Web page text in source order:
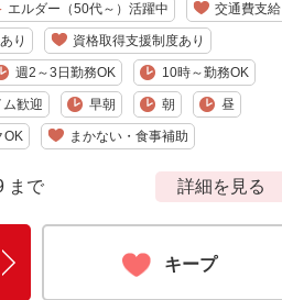
エルダー（50代～）活躍中 交通費支給
り 資格取得支援制度あり
週2～3日勤務OK 10時～勤務OK
ム歓迎 早朝 朝 昼
OK まかない・食事補助
まで 詳細を見る
キープ